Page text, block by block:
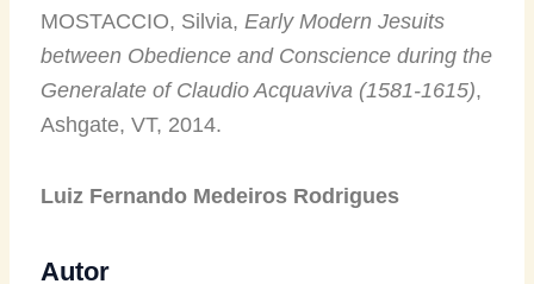
MOSTACCIO, Silvia, Early Modern Jesuits
between Obedience and Conscience during the
Generalate of Claudio Acquaviva (1581-1615),
Ashgate, VT, 2014.
Luiz Fernando Medeiros Rodrigues
Autor